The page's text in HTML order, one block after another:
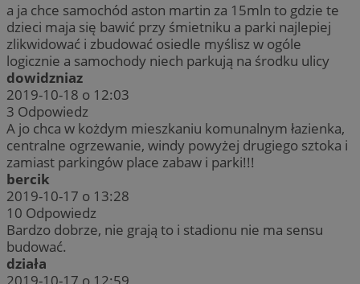
a ja chce samochód aston martin za 15mln to gdzie te
dzieci maja się bawić przy śmietniku a parki najlepiej
zlikwidować i zbudować osiedle myślisz w ogóle
logicznie a samochody niech parkują na środku ulicy
dowidzniaz
2019-10-18 o 12:03
3 Odpowiedz
A jo chca w kożdym mieszkaniu komunalnym łazienka,
centralne ogrzewanie, windy powyżej drugiego sztoka i
zamiast parkingów place zabaw i parki!!!
bercik
2019-10-17 o 13:28
10 Odpowiedz
Bardzo dobrze, nie grają to i stadionu nie ma sensu
budować.
działa